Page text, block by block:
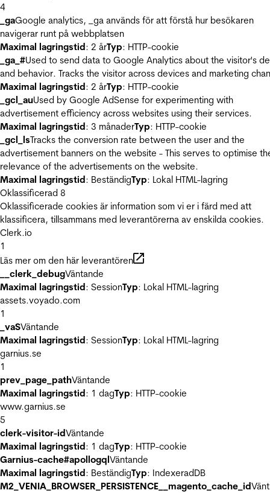
4
_gaGoogle analytics, _ga används för att förstå hur besökaren
navigerar runt på webbplatsen
Maximal lagringstid: 2 årTyp: HTTP-cookie
_ga_#Used to send data to Google Analytics about the visitor's
and behavior. Tracks the visitor across devices and marketing
Maximal lagringstid: 2 årTyp: HTTP-cookie
_gcl_auUsed by Google AdSense for experimenting with
advertisement efficiency across websites using their services.
Maximal lagringstid: 3 månaderTyp: HTTP-cookie
_gcl_lsTracks the conversion rate between the user and the
advertisement banners on the website - This serves to optimise
relevance of the advertisements on the website.
Maximal lagringstid: BeständigTyp: Lokal HTML-lagring
Oklassificerad 8
Oklassificerade cookies är information som vi er i färd med att
klassificera, tillsammans med leverantörerna av enskilda cookies.
Clerk.io
1
Läs mer om den här leverantören
__clerk_debugVäntande
Maximal lagringstid: SessionTyp: Lokal HTML-lagring
assets.voyado.com
1
_vaSVäntande
Maximal lagringstid: SessionTyp: Lokal HTML-lagring
garnius.se
1
prev_page_pathVäntande
Maximal lagringstid: 1 dagTyp: HTTP-cookie
www.garnius.se
5
clerk-visitor-idVäntande
Maximal lagringstid: 1 dagTyp: HTTP-cookie
Garnius-cache#apollogqlVäntande
Maximal lagringstid: BeständigTyp: IndexeradDB
M2_VENIA_BROWSER_PERSISTENCE__magento_cache_id